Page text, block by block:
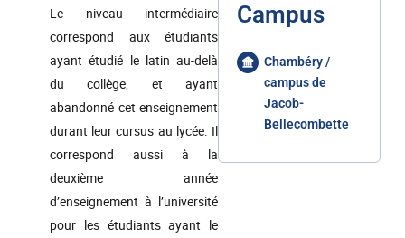
Le niveau intermédiaire
correspond aux étudiants
ayant étudié le latin au-delà
du collège, et ayant
abandonné cet enseignement
durant leur cursus au lycée. Il
correspond aussi à la
deuxième année
d’enseignement à l’université
pour les étudiants ayant le
Campus
Chambéry /
campus de
Jacob-
Bellecombette